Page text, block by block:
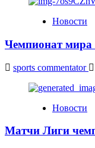
Новости
Чемпионат мира
sports commentator
Новости
Матчи Лиги